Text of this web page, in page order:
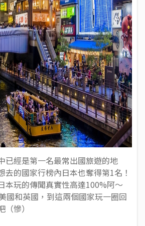
已經是第一名最常出國旅遊的地
去的國家行榜內日本也奪得第1名！
本玩的傳聞真實性高達100%阿～
國和英國，到這兩個國家玩一圈回
慘）